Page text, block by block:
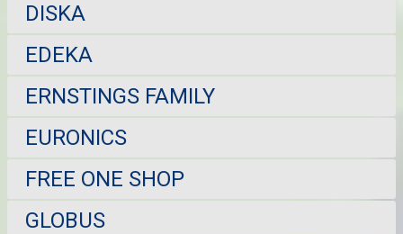
DISKA
EDEKA
ERNSTINGS FAMILY
EURONICS
FREE ONE SHOP
GLOBUS